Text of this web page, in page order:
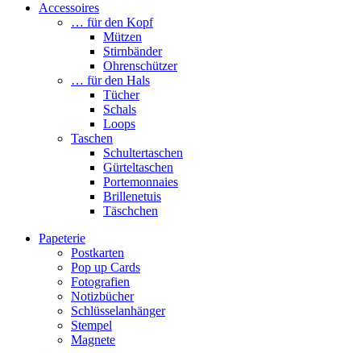
Accessoires
… für den Kopf
Mützen
Stirnbänder
Ohrenschützer
… für den Hals
Tücher
Schals
Loops
Taschen
Schultertaschen
Gürteltaschen
Portemonnaies
Brillenetuis
Täschchen
Papeterie
Postkarten
Pop up Cards
Fotografien
Notizbücher
Schlüsselanhänger
Stempel
Magnete